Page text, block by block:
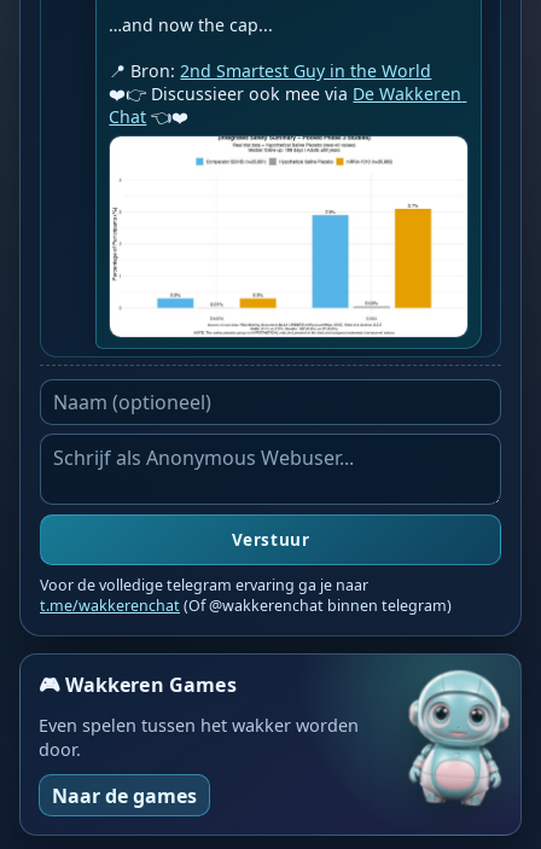
…and now the cap...
📍 Bron: 2nd Smartest Guy in the World
❤️👉 Discussieer ook mee via De Wakkeren
Chat 👈❤️
Verstuur
Voor de volledige telegram ervaring ga je naar
t.me/wakkerenchat(Of @wakkerenchat binnen telegram)
🎮 Wakkeren Games
Even spelen tussen het wakker worden
door.
Naar de games